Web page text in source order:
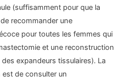
(suffisamment pour que la
recommander une
pour toutes les femmes qui
et une reconstruction
expandeurs tissulaires). La
est de consulter un